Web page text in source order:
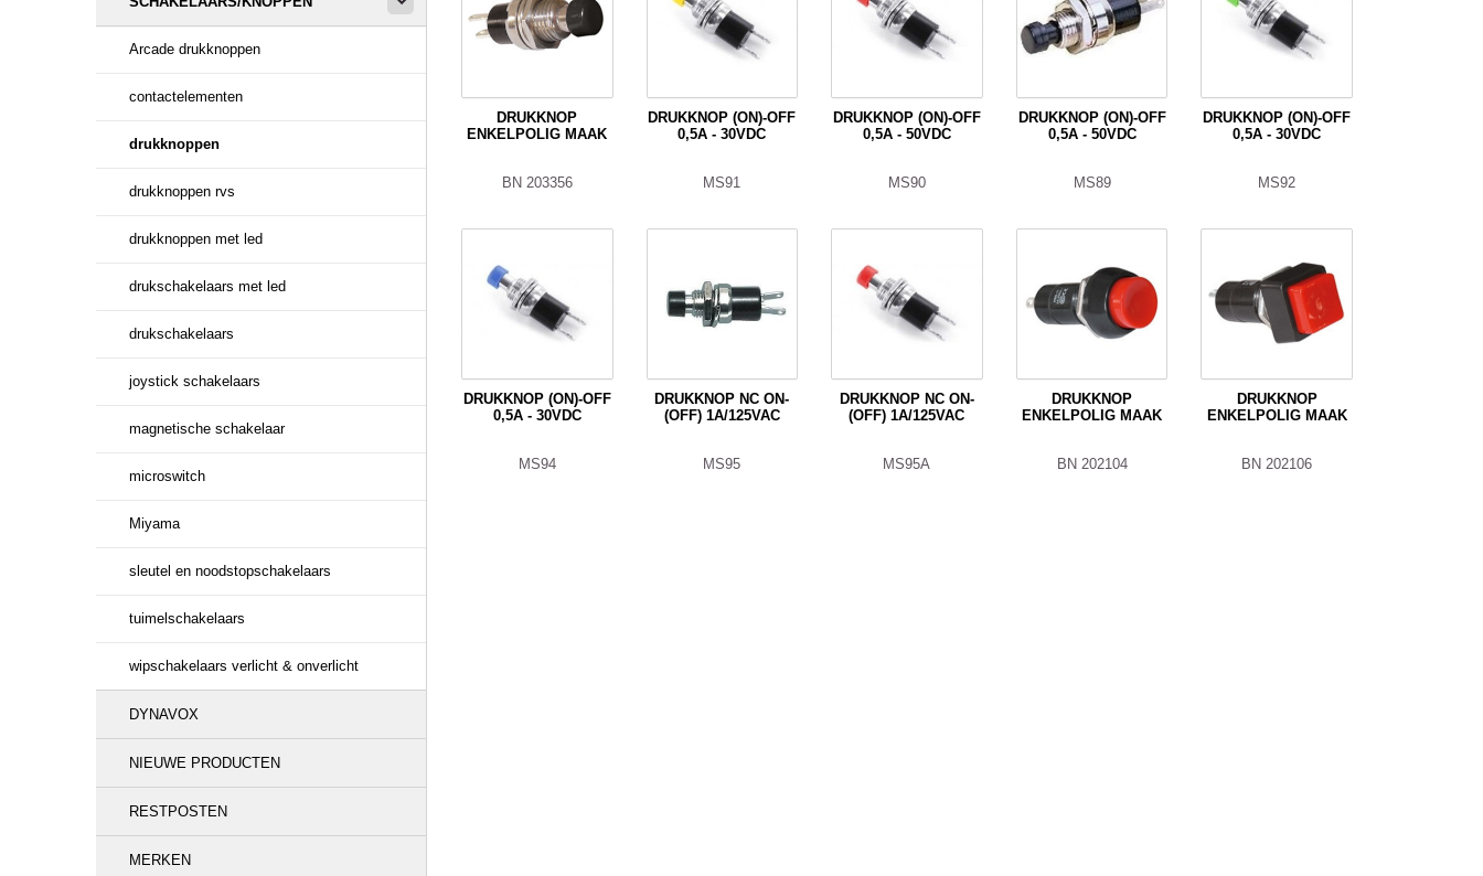
Arcade drukknoppen
contactelementen
drukknoppen
drukknoppen rvs
drukknoppen met led
drukschakelaars met led
drukschakelaars
joystick schakelaars
magnetische schakelaar
microswitch
Miyama
sleutel en noodstopschakelaars
tuimelschakelaars
wipschakelaars verlicht & onverlicht
DYNAVOX
NIEUWE PRODUCTEN
RESTPOSTEN
MERKEN
DRUKKNOP
ENKELPOLIG MAAK
BN 203356
DRUKKNOP (ON)-OFF
0,5A - 30VDC
MS91
DRUKKNOP (ON)-OFF
0,5A - 50VDC
MS90
DRUKKNOP (ON)-OFF
0,5A - 50VDC
MS89
DRUKKNOP (ON)-OFF
0,5A - 30VDC
MS92
DRUKKNOP (ON)-OFF
0,5A - 30VDC
MS94
DRUKKNOP NC ON-
(OFF) 1A/125VAC
MS95
DRUKKNOP NC ON-
(OFF) 1A/125VAC
MS95A
DRUKKNOP
ENKELPOLIG MAAK
BN 202104
DRUKKNOP
ENKELPOLIG MAAK
BN 202106